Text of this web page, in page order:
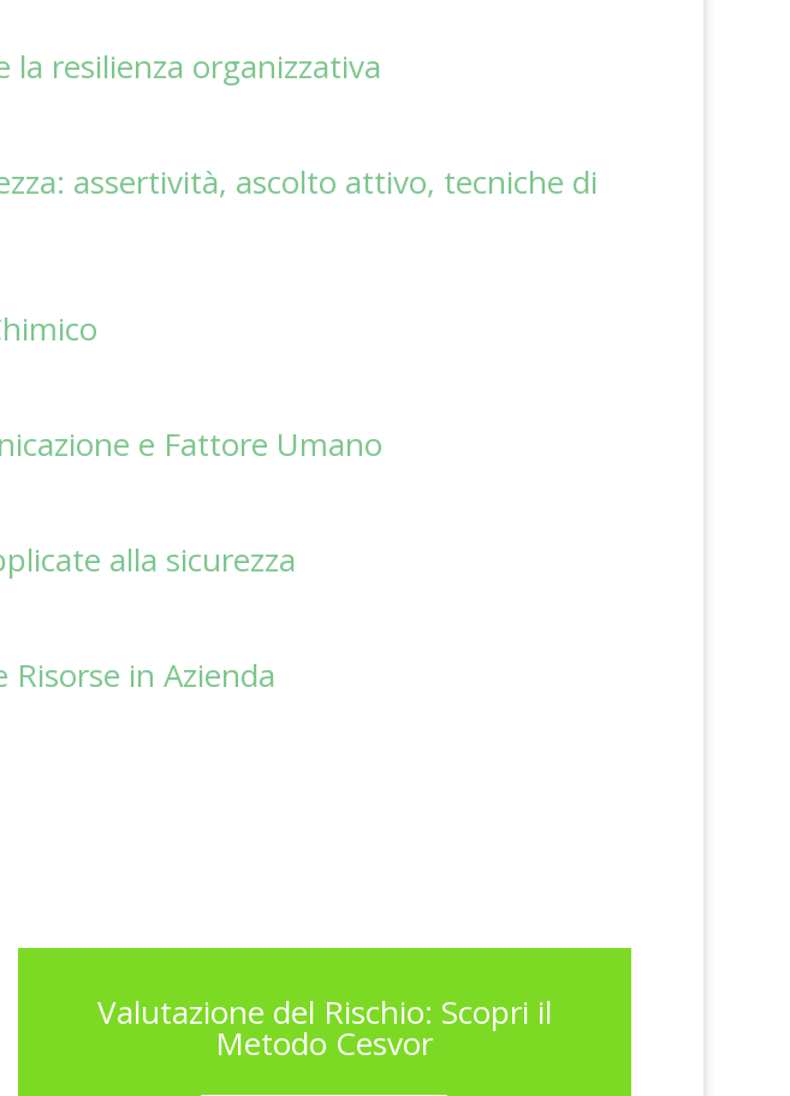
la resilienza organizzativa
assertività, ascolto attivo, tecniche di
e Fattore Umano
alla sicurezza
Risorse in Azienda
Valutazione del Rischio: Scopri il
Metodo Cesvor